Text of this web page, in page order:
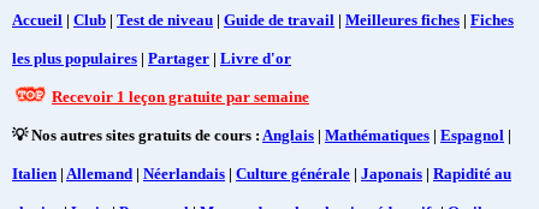
Accueil | Club | Test de niveau | Guide de travail | Meilleures fiches | Fiches
les plus populaires | Partager | Livre d'or
Recevoir 1 leçon gratuite par semaine
💡 Nos autres sites gratuits de cours : Anglais | Mathématiques | Espagnol |
Italien | Allemand | Néerlandais | Culture générale | Japonais | Rapidité au